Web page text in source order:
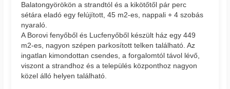
Balatongyörökön a strandtól és a kikötőtől pár perc
sétára eladó egy felújított, 45 m2-es, nappali + 4 szobás
nyaraló.
A Borovi fenyőből és Lucfenyőből készült ház egy 449
m2-es, nagyon szépen parkosított telken található. Az
ingatlan kimondottan csendes, a forgalomtól távol lévő,
viszont a strandhoz és a település központhoz nagyon
közel álló helyen található.